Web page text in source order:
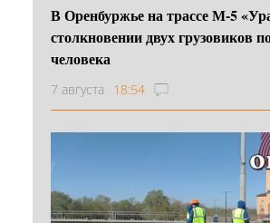
В Оренбуржье на трассе М-5
столкновении двух грузовиков
человека
7 августа 18:54